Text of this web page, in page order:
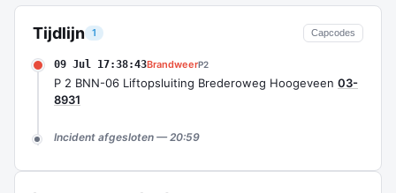
Tijdlijn 1 Capcodes
09 Jul 17:38:43BrandweerP2
P 2 BNN-06 Liftopsluiting Brederoweg Hoogeveen 03-
8931
Incident afgesloten — 20:59